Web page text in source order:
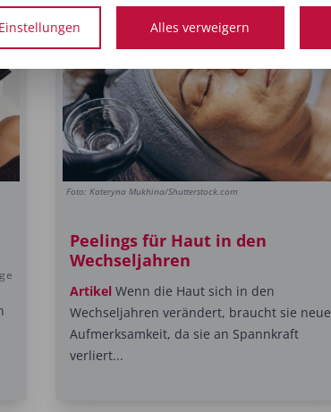
Foto: Kateryna Mukhina/Shutterstock.com
Peelings für Haut in den
Wechseljahren
ArtikelWenn die Haut sich in den
Wechseljahren verändert, braucht sie neue
Aufmerksamkeit, da sie an Spannkraft
verliert...
Alles verweigern